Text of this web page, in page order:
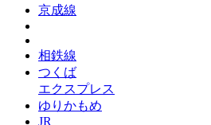
京成線
相鉄線
つくば
エクスプレス
ゆりかもめ
JR